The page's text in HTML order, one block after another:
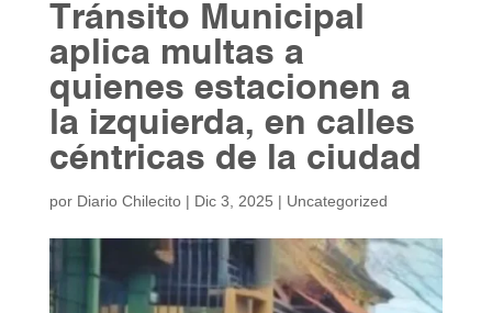
Tránsito Municipal
aplica multas a
quienes estacionen a
la izquierda, en calles
céntricas de la ciudad
por Diario Chilecito| Dic 3, 2025 | Uncategorized